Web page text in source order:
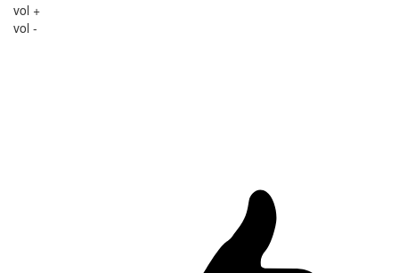
vol +
vol -